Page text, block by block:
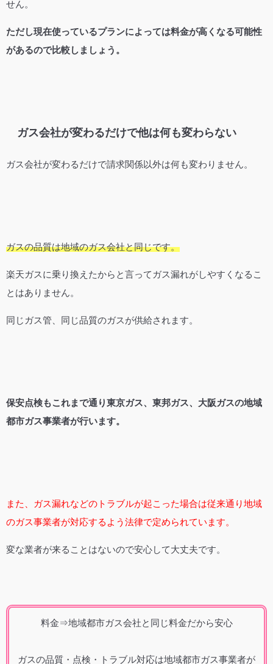
せん。
ただし現在使っているプランによっては料金が高くなる可能性
があるので比較しましょう。
ガス会社が変わるだけで他は何も変わらない
ガス会社が変わるだけで請求関係以外は何も変わりません。
ガスの品質は地域のガス会社と同じです。
楽天ガスに乗り換えたからと言ってガス漏れがしやすくなるこ
とはありません。
同じガス管、同じ品質のガスが供給されます。
保安点検もこれまで通り東京ガス、東邦ガス、大阪ガスの地域
都市ガス事業者が行います。
また、ガス漏れなどのトラブルが起こった場合は従来通り地域
のガス事業者が対応するよう法律で定められています。
変な業者が来ることはないので安心して大丈夫です。
料金⇒地域都市ガス会社と同じ料金だから安心
ガスの品質・点検・トラブル対応は地域都市ガス事業者が